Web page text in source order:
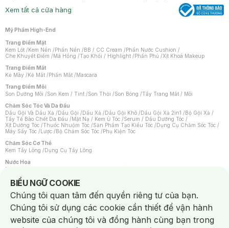
Xem tất cả cửa hàng
Mỹ Phẩm High-End
Trang Điểm Mặt
Kem Lót /Kem Nền /Phấn Nền /BB / CC Cream /Phấn Nước Cushion /
Che Khuyết Điểm /Má Hồng /Tạo Khối / Highlight /Phấn Phủ /Xịt Khoá Makeup
Trang Điểm Mắt
Kẻ Mày /Kẻ Mắt /Phấn Mắt /Mascara
Trang Điểm Môi
Son Dưỡng Môi /Son Kem / Tint /Son Thỏi /Son Bóng /Tẩy Trang Mắt / Môi
Chăm Sóc Tóc Và Da Đầu
Dầu Gội Và Dầu Xả /Dầu Gội /Dầu Xả /Dầu Gội Khô /Dầu Gội Xả 2in1 /Bộ Gội Xả /
Tẩy Tế Bào Chết Da Đầu /Mặt Nạ / Kem Ủ Tóc /Serum / Dầu Dưỡng Tóc /
Xịt Dưỡng Tóc /Thuốc Nhuộm Tóc /Sản Phẩm Tạo Kiểu Tóc /Dụng Cụ Chăm Sóc Tóc /
Máy Sấy Tóc /Lược /Bộ Chăm Sóc Tóc /Phụ Kiện Tóc
Chăm Sóc Cơ Thể
Kem Tẩy Lông /Dụng Cụ Tẩy Lông
Nước Hoa
Nước Hoa Nữ
Chăm Sóc Cá Nhân
Chống Muỗi /Khẩu Trang /Máy Massage/Mặt Nạ Xông Hơi /Nước Rửa Tay/
Sản Phẩm Chăm Sóc Khác /Bàn Chải Đánh Răng /Bàn Chải Điện/
Hỗ Trợ Trắng Răng/Kem Đánh Răng /Máy Tăm Nước/ Nước Súc Miệng/
Tăm / Chỉ Nha Khoa/ Xịt Thơm Miệng / Dung Dịch Vệ Sinh/Dưỡng Vùng Kín/
Khăn Ướt Vệ Sinh Vùng Kín/Băng Vệ Sinh/Tampon/Bọt Cạo Râu /Dao Cạo Râu/
Máy Cạo Râu
BIỂU NGỮ COOKIE
Notice about cookies usage
Chúng tôi quan tâm đến quyền riêng tư của bạn.
Chúng tôi sử dụng các cookie cần thiết để vận hành
website của chúng tôi và đồng hành cùng bạn trong